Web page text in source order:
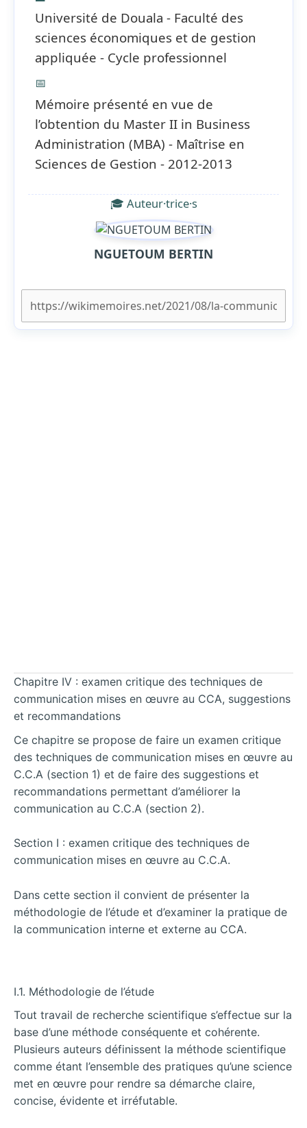
Université de Douala - Faculté des
sciences économiques et de gestion
appliquée - Cycle professionnel
📅
Mémoire présenté en vue de
l’obtention du Master II in Business
Administration (MBA) - Maîtrise en
Sciences de Gestion - 2012-2013
🎓 Auteur·trice·s
NGUETOUM BERTIN
Chapitre IV : examen critique des techniques de
communication mises en œuvre au CCA, suggestions
et recommandations
Ce chapitre se propose de faire un examen critique
des techniques de communication mises en œuvre au
C.C.A (section 1) et de faire des suggestions et
recommandations permettant d’améliorer la
communication au C.C.A (section 2).
Section I : examen critique des techniques de
communication mises en œuvre au C.C.A.
Dans cette section il convient de présenter la
méthodologie de l’étude et d’examiner la pratique de
la communication interne et externe au CCA.
I.1. Méthodologie de l’étude
Tout travail de recherche scientifique s’effectue sur la
base d’une méthode conséquente et cohérente.
Plusieurs auteurs définissent la méthode scientifique
comme étant l’ensemble des pratiques qu’une science
met en œuvre pour rendre sa démarche claire,
concise, évidente et irréfutable.